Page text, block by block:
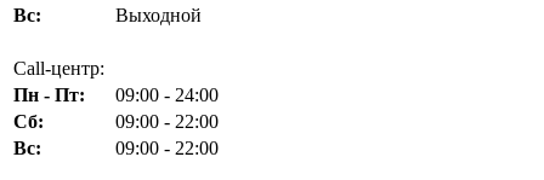
Вс:
Выходной
Call-центр:
Пн - Пт:
09:00 - 24:00
Сб:
09:00 - 22:00
Вс:
09:00 - 22:00